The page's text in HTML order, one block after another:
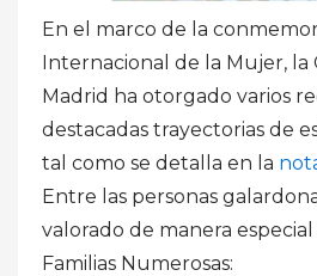
En el marco de la
Internacional de la Mujer, la
Madrid ha otorgado varios
destacadas trayectorias de
tal como se detalla en la
Entre las personas
valorado de manera
Familias Numerosas: